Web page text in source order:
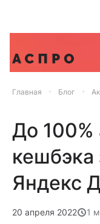
Главная Блог
До 100%
кешбэка
Яндекс
20 апреля 2022 1